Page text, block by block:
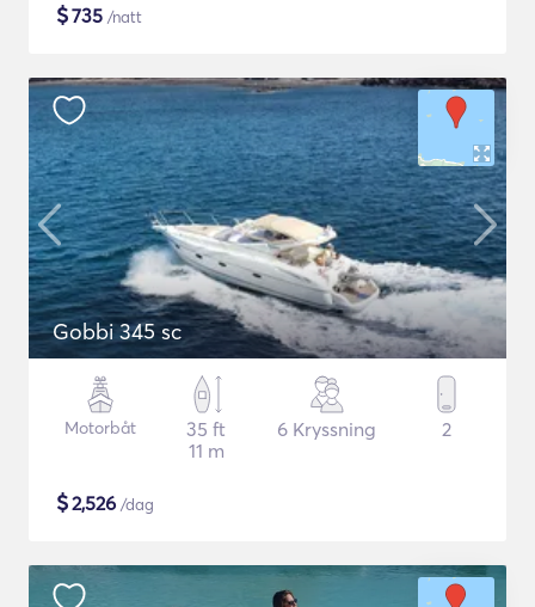
$735 /natt
Gobbi 345 sc
Motorbåt
35 ft
11 m
6 Kryssning 2
$2,526 /dag